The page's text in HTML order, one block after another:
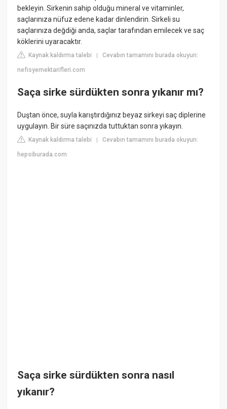
bekleyin. Sirkenin sahip olduğu mineral ve vitaminler,
saçlarınıza nüfuz edene kadar dinlendirin. Sirkeli su
saçlarınıza değdiği anda, saçlar tarafından emilecek ve saç
köklerini uyaracaktır.
Kaynak kaldırma talebi |Cevabın tamamını burada okuyun:
nefisyemektarifleri.com
Saça sirke sürdükten sonra yıkanır mı?
Duştan önce, suyla karıştırdığınız beyaz sirkeyi saç diplerine
uygulayın. Bir süre saçınızda tuttuktan sonra yıkayın.
Kaynak kaldırma talebi |Cevabın tamamını burada okuyun:
hepsiburada.com
Saça sirke sürdükten sonra nasıl
yıkanır?